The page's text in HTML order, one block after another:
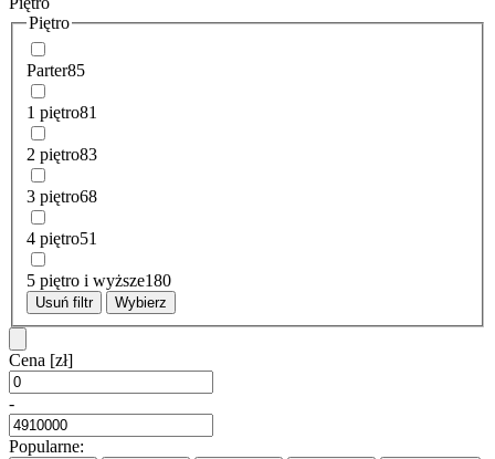
Piętro
Parter85
1 piętro81
2 piętro83
3 piętro68
4 piętro51
5 piętro i wyższe180
Usuń filtr Wybierz
Cena [zł]
-
Popularne: